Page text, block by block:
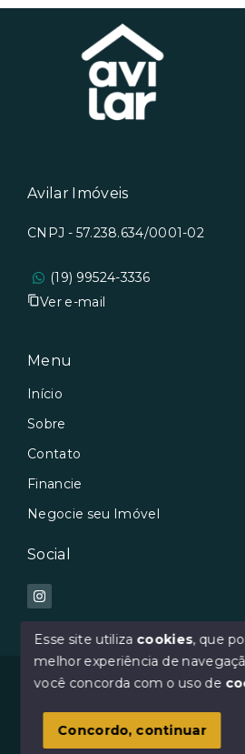
Avilar Imóveis
CNPJ - 57.238.634/0001-02
(19) 99524-3336
Ver e-mail
Menu
Início
Sobre
Contato
Financie
Negocie seu Imóvel
Social
© Copyright 2026 - Avilar Imóveis
SITE PARA IMOBILIARIA
Esse site utiliza cookies, que
melhor experiência de
você concorda com o uso de
Concordo, continuar